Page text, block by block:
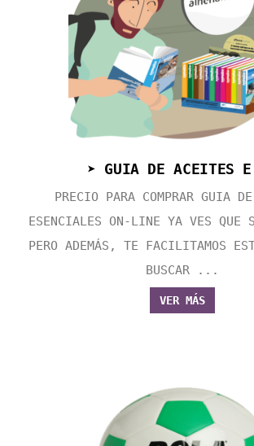
➤ GUIA DE ACEITES
PRECIO PARA COMPRAR GUIA
ESENCIALES ON-LINE YA VES QUE
PERO ADEMÁS, TE FACILITAMOS
BUSCAR ...
VER MÁS